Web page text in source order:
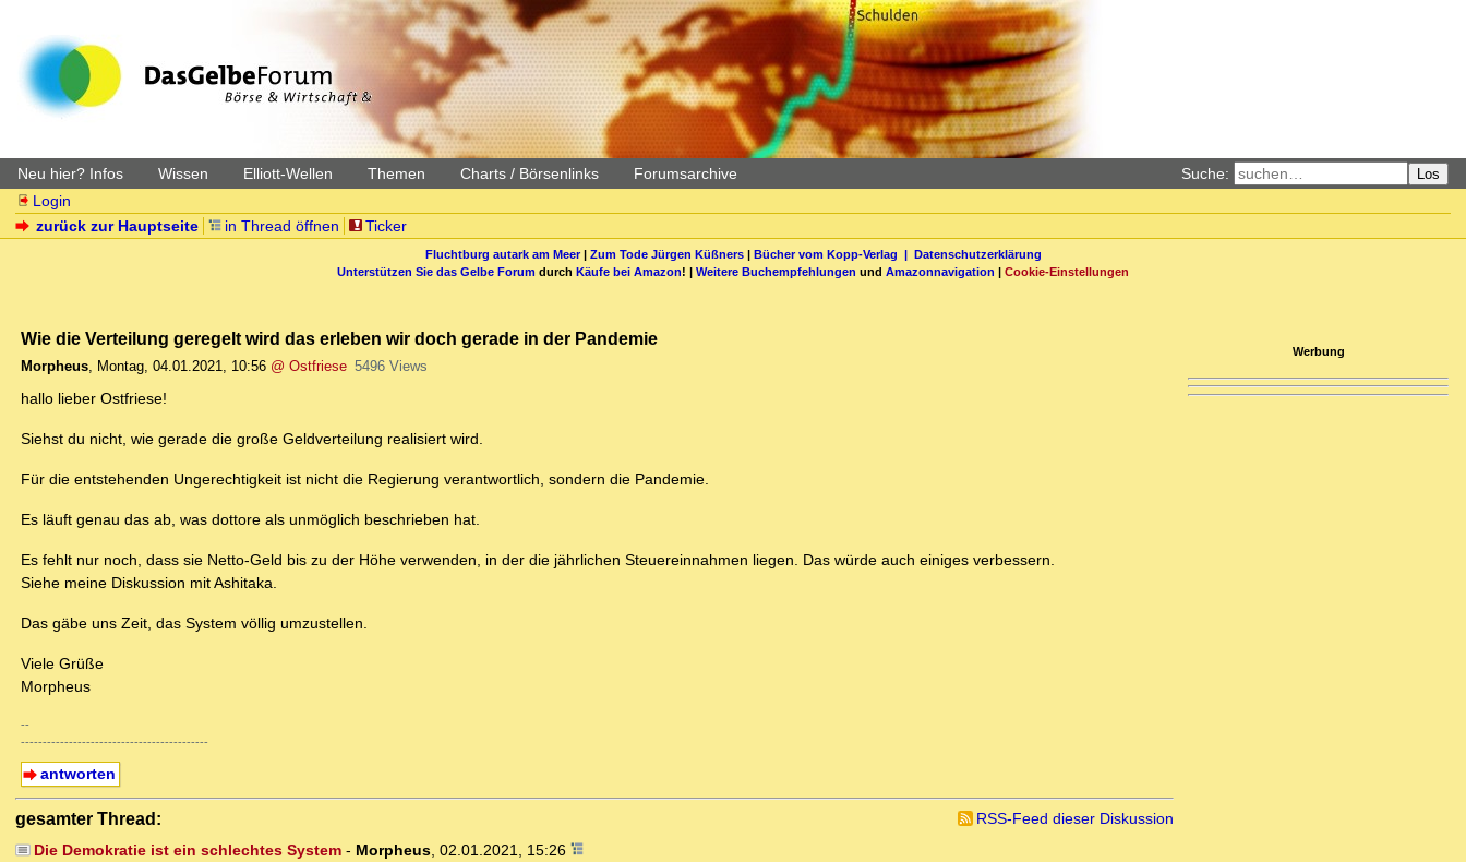
Neu hier? Infos Wissen Elliott-Wellen Themen Charts / Börsenlinks Forumsarchive Suche: Los
Login
zurück zur Hauptseite
in Thread öffnen Ticker
Fluchtburg autark am Meer| Zum Tode Jürgen Küßners| Bücher vom Kopp-Verlag | Datenschutzerklärung
Unterstützen Sie das Gelbe Forum durch Käufe bei Amazon! | Weitere Buchempfehlungen und Amazonnavigation | Cookie-Einstellungen
Wie die Verteilung geregelt wird das erleben wir doch gerade in der Pandemie
Morpheus, Montag, 04.01.2021, 10:56 @ Ostfriese 5496 Views
hallo lieber Ostfriese!
Siehst du nicht, wie gerade die große Geldverteilung realisiert wird.
Für die entstehenden Ungerechtigkeit ist nicht die Regierung verantwortlich, sondern die Pandemie.
Es läuft genau das ab, was dottore als unmöglich beschrieben hat.
Es fehlt nur noch, dass sie Netto-Geld bis zu der Höhe verwenden, in der die jährlichen Steuereinnahmen liegen. Das würde auch einiges verbessern.
Siehe meine Diskussion mit Ashitaka.
Das gäbe uns Zeit, das System völlig umzustellen.
Viele Grüße
Morpheus
--
-------------------------------------------
antworten
gesamter Thread:
RSS-Feed dieser Diskussion
Die Demokratie ist ein schlechtes System- Morpheus, 02.01.2021, 15:26
Werbung